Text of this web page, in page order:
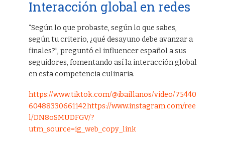
Interacción global en redes
“Según lo que probaste, según lo que sabes,
según tu criterio, ¿qué desayuno debe avanzar a
finales?”, preguntó el influencer español a sus
seguidores, fomentando así la interacción global
en esta competencia culinaria.
https://www.tiktok.com/@ibaillanos/video/75440
60488330661142https://www.instagram.com/ree
l/DN8oSMUDFGV/?
utm_source=ig_web_copy_link